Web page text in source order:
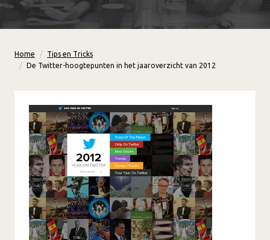
Home
Tips en Tricks
De Twitter-hoogtepunten in het jaaroverzicht van 2012